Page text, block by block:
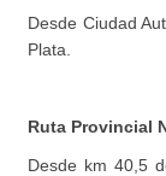
Desde Ciudad
Plata.
Ruta Provincial
Desde km 40,5